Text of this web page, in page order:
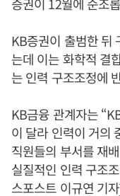
KB증권이 출범한 뒤
는데 이는 화학적 결
는 인력 구조조정에
KB금융 관계자는
이 달라 인력이 거의
직원들의 부서를 재
실질적인 인력 구조
스포스트 이규연 기